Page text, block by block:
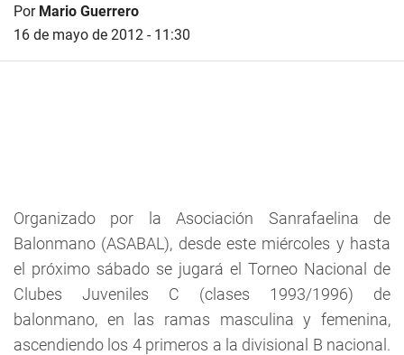
Por Mario Guerrero
16 de mayo de 2012 - 11:30
Organizado por la Asociación Sanrafaelina de
Balonmano (ASABAL), desde este miércoles y hasta
el próximo sábado se jugará el Torneo Nacional de
Clubes Juveniles C (clases 1993/1996) de
balonmano, en las ramas masculina y femenina,
ascendiendo los 4 primeros a la divisional B nacional.